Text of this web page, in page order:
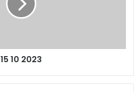
15 10 2023